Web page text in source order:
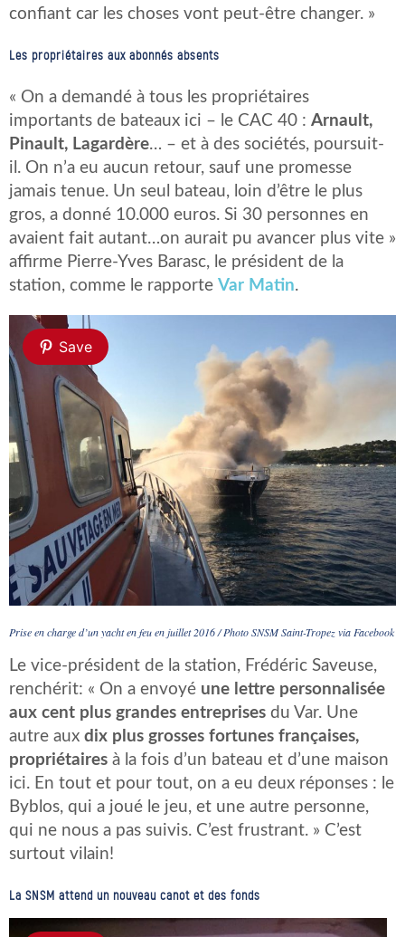
confiant car les choses vont peut-être changer. »
Les propriétaires aux abonnés absents
« On a demandé à tous les propriétaires
importants de bateaux ici – le CAC 40 : Arnault,
Pinault, Lagardère… – et à des sociétés, poursuit-
il. On n’a eu aucun retour, sauf une promesse
jamais tenue. Un seul bateau, loin d’être le plus
gros, a donné 10.000 euros. Si 30 personnes en
avaient fait autant…on aurait pu avancer plus vite »
affirme Pierre-Yves Barasc, le président de la
station, comme le rapporte Var Matin.
Save
Prise en charge d’un yacht en feu en juillet 2016 / Photo SNSM Saint-Tropez via Facebook
Le vice-président de la station, Frédéric Saveuse,
renchérit: « On a envoyé une lettre personnalisée
aux cent plus grandes entreprises du Var. Une
autre aux dix plus grosses fortunes françaises,
propriétaires à la fois d’un bateau et d’une maison
ici. En tout et pour tout, on a eu deux réponses : le
Byblos, qui a joué le jeu, et une autre personne,
qui ne nous a pas suivis. C’est frustrant. » C’est
surtout vilain!
La SNSM attend un nouveau canot et des fonds